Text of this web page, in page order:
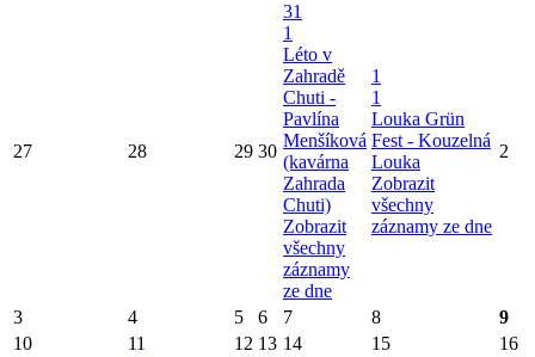
27 28 29 30
31
1
Léto v
Zahradě
Chuti -
Pavlína
Menšíková
(kavárna
Zahrada
Chuti)
Zobrazit
všechny
záznamy
ze dne
1
1
Louka Grün
Fest - Kouzelná
Louka
Zobrazit
všechny
záznamy ze dne
2
3 4 5 6 7 8
9
10
11 12 13 14 15 16